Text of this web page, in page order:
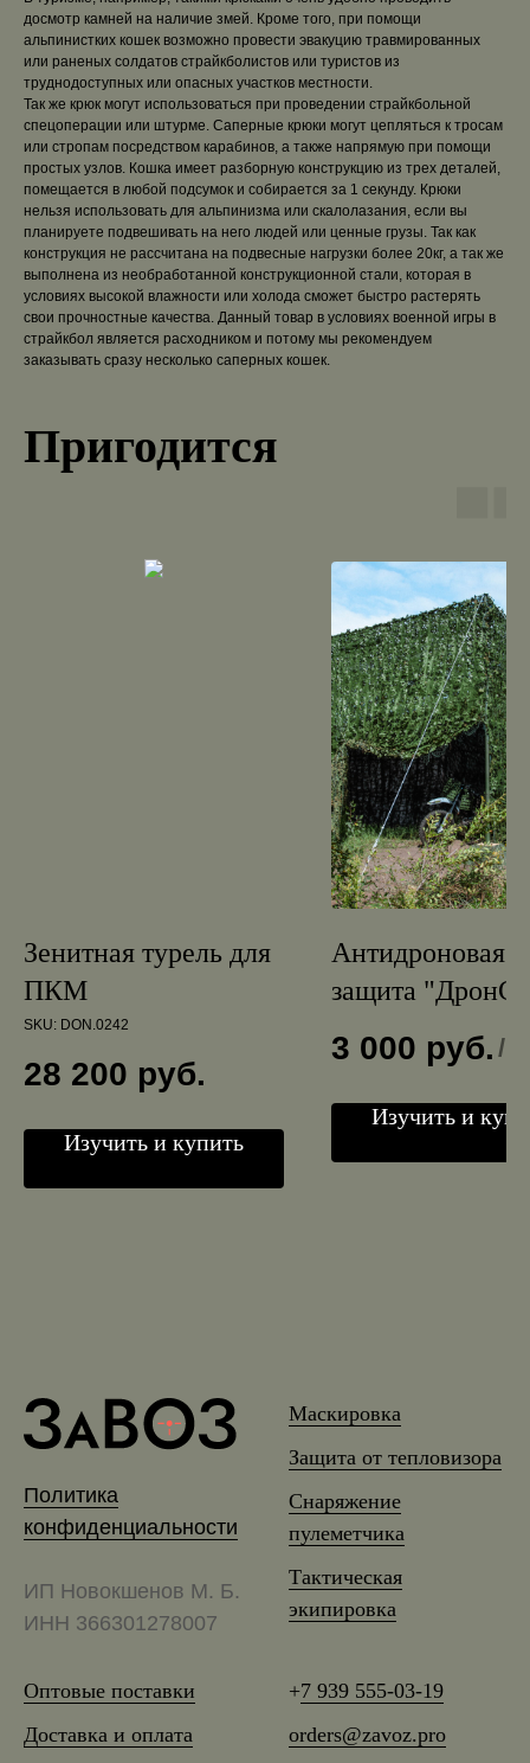
досмотр камней на наличие змей. Кроме того, при помощи
альпинистких кошек возможно провести эвакуцию травмированных
или раненых солдатов страйкболистов или туристов из
труднодоступных или опасных участков местности.
Так же крюк могут использоваться при проведении страйкбольной
спецоперации или штурме. Саперные крюки могут цепляться к тросам
или стропам посредством карабинов, а также напрямую при помощи
простых узлов. Кошка имеет разборную конструкцию из трех деталей,
помещается в любой подсумок и собирается за 1 секунду. Крюки
нельзя использовать для альпинизма или скалолазания, если вы
планируете подвешивать на него людей или ценные грузы. Так как
конструкция не рассчитана на подвесные нагрузки более 20кг, а так же
выполнена из необработанной конструкционной стали, которая в
условиях высокой влажности или холода сможет быстро растерять
свои прочностные качества. Данный товар в условиях военной игры в
страйкбол является расходником и потому мы рекомендуем
заказывать сразу несколько саперных кошек.
Пригодится
Зенитная турель для
ПКМ
SKU: DON.0242
28 200 руб.
Изучить и купить
Антидроновая
защита
3 000 руб. /
Изучить и
Политика
конфиденциальности
ИП Новокшенов М. Б.
ИНН 366301278007
Маскировка
Защита от тепловизора
Снаряжение
пулеметчика
Тактическая
экипировка
Оптовые поставки
Доставка и оплата
+7 939 555-03-19
orders@zavoz.pro